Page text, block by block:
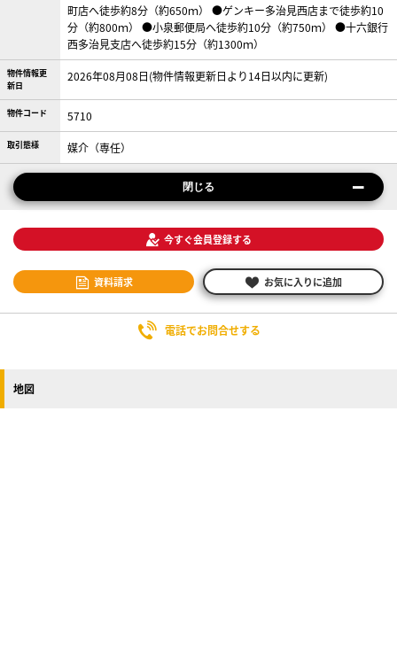
町店へ徒歩約8分（約650ｍ） ●ゲンキー多治見西店まで徒歩約10
分（約800ｍ） ●小泉郵便局へ徒歩約10分（約750ｍ） ●十六銀行
西多治見支店へ徒歩約15分（約1300ｍ）
物件情報更
新日
2026年08月08日(物件情報更新日より14日以内に更新)
物件コード 5710
取引態様 媒介（専任）
閉じる
今すぐ会員登録する
資料請求 お気に入りに追加
電話でお問合せする
地図